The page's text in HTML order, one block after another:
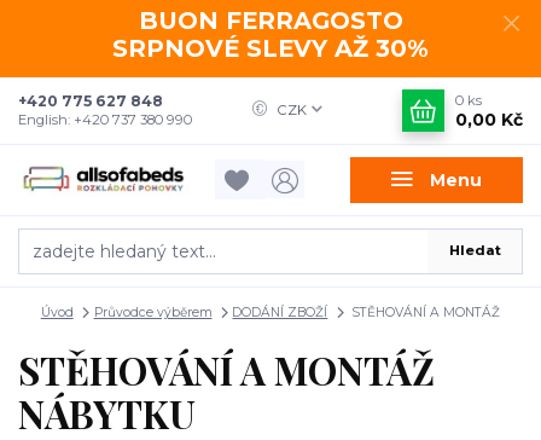
BUON FERRAGOSTO
SRPNOVÉ SLEVY AŽ 30%
Menu
CZK
Hledat
+420 775 627 848
English: +420 737 380 990
0 ks
0,00 Kč
Úvod Průvodce výběrem DODÁNÍ ZBOŽÍ STĚHOVÁNÍ A MONTÁŽ
STĚHOVÁNÍ A MONTÁŽ
NÁBYTKU